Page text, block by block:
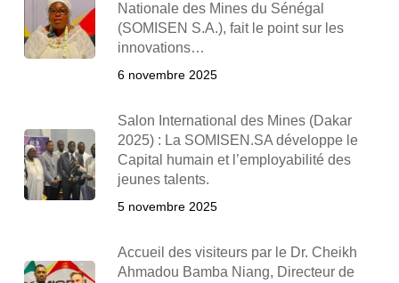
Nationale des Mines du Sénégal
(SOMISEN S.A.), fait le point sur les
innovations…
6 novembre 2025
Salon International des Mines (Dakar
2025) : La SOMISEN.SA développe le
Capital humain et l’employabilité des
jeunes talents.
5 novembre 2025
Accueil des visiteurs par le Dr. Cheikh
Ahmadou Bamba Niang, Directeur de